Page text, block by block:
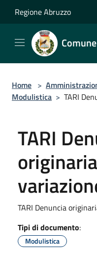
Regione Abruzzo
Home >
Modulistica > TARI
TARI
TARI Denuncia
Tipi di documento:
Modulistica